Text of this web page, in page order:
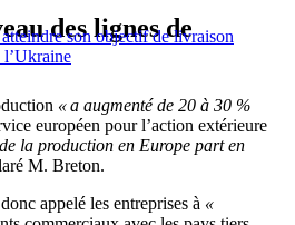
son objectif de livraison
l’Ukraine
des lignes de
« a augmenté de 20 à 30 %
européen pour l’action extérieure
la production en Europe part en
M. Breton.
appelé les entreprises à «